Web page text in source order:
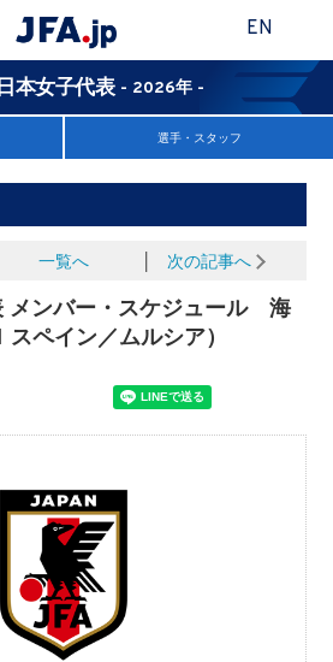
EN
本女子代表 - 2026年 -
選手・スタッフ
一覧へ 次の記事へ
メンバー・スケジュール 海
ペイン／ムルシア）